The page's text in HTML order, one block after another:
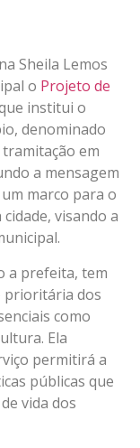
Sheila Lemos
o Projeto de
institui o
denominado
em
a mensagem
marco para o
visando a
a prefeita, tem
prioritária dos
como
Ela
permitirá a
públicas que
vida dos